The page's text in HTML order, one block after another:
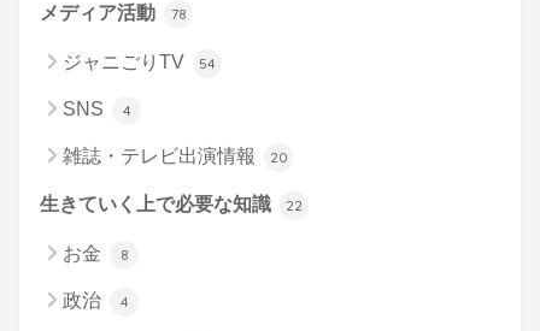
メディア活動 78
ジャニごりTV 54
SNS 4
雑誌・テレビ出演情報 20
生きていく上で必要な知識 22
お金 8
政治 4